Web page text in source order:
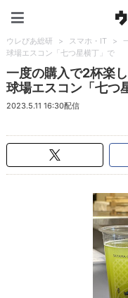
ウレぴあ総研 > スマホ・IT >
球場エスコン「七つ星横丁」で
一度の購入で2杯楽
球場エスコン「七つ
2023.5.11 16:30配信